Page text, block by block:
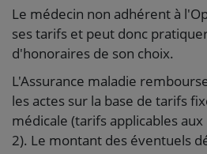
Le médecin non adhérent à
ses tarifs et peut donc
d'honoraires de son choix.
L'Assurance maladie
les actes sur la base de tarifs
médicale (tarifs applicables
2). Le montant des éventuels